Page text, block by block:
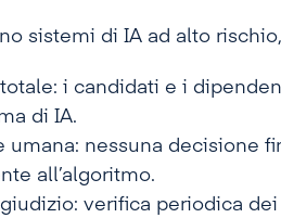
sistemi di IA ad alto
totale: i candidati e i
di IA.
umana: nessuna decisione
all’algoritmo.
verifica periodica